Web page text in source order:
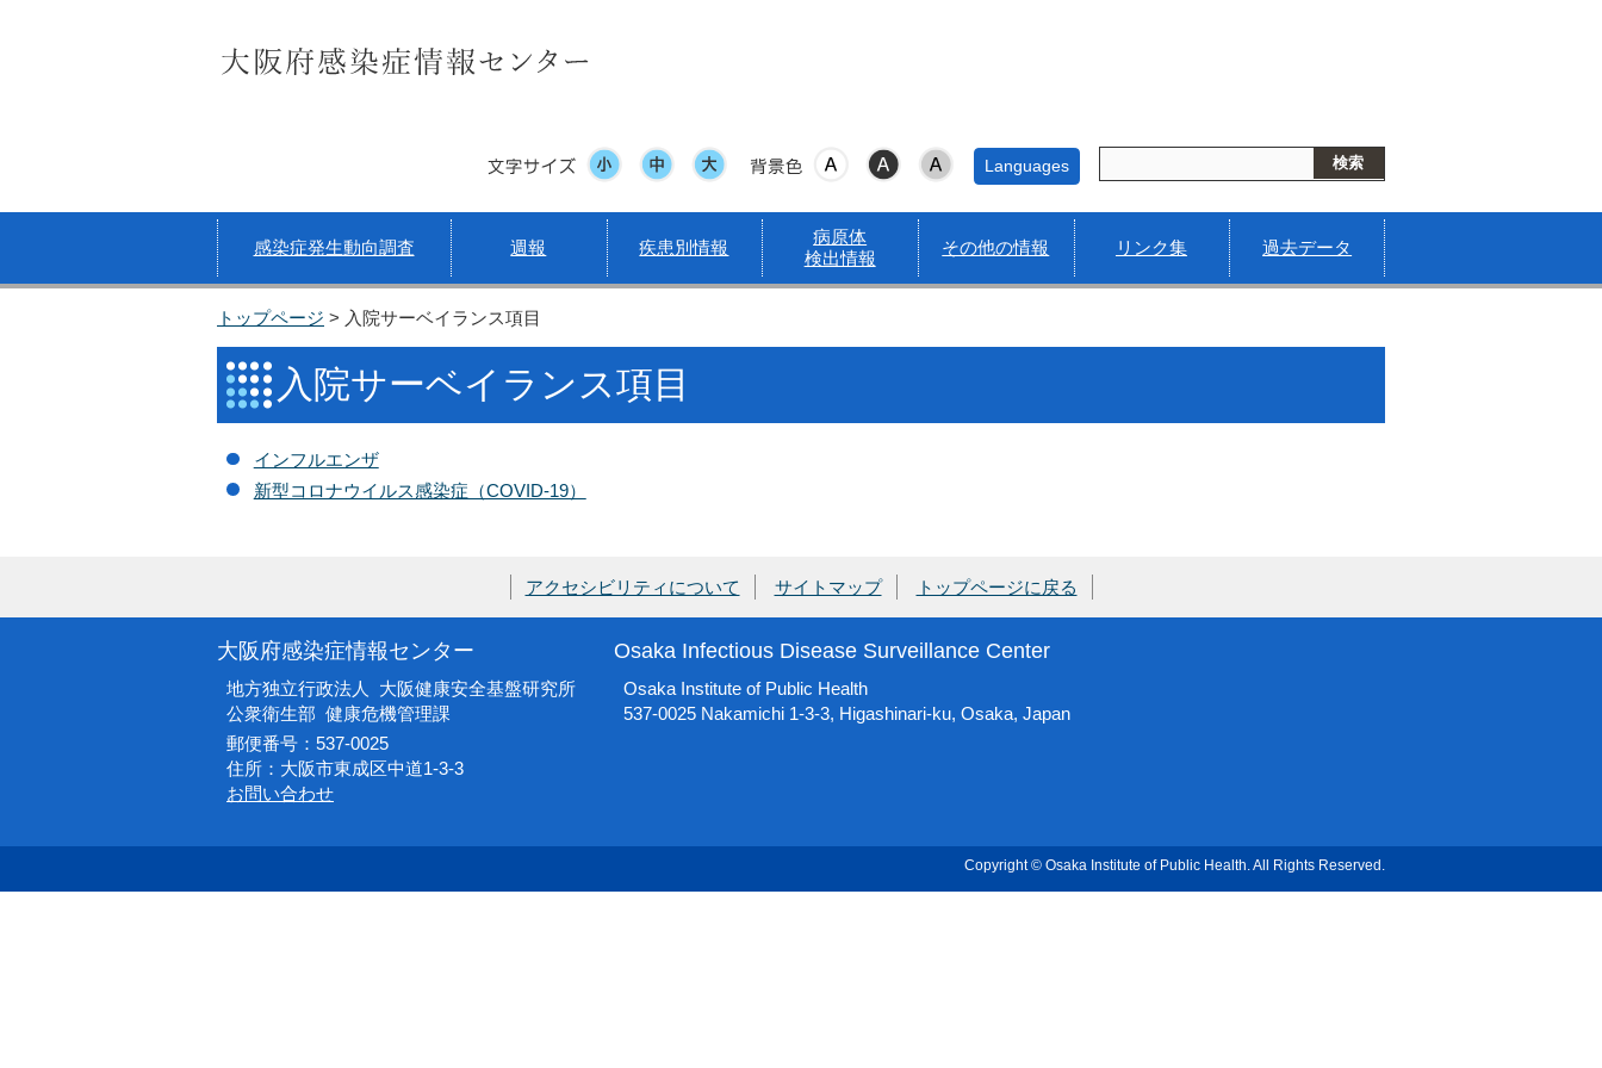
文字サイズ 表示色 Languages
感染症発生動向調査 週報 疾患別情報
病原体
検出情報
その他の情報 リンク集 過去データ
トップページ > 入院サーベイランス項目
入院サーベイランス項目
インフルエンザ
新型コロナウイルス感染症（COVID-19）
アクセシビリティについて サイトマップ トップページに戻る
大阪府感染症情報センター
地方独立行政法人 大阪健康安全基盤研究所
公衆衛生部 健康危機管理課
郵便番号：537-0025
住所：大阪市東成区中道1-3-3
お問い合わせ
Osaka Infectious Disease Surveillance Center
Osaka Institute of Public Health
537-0025 Nakamichi 1-3-3, Higashinari-ku, Osaka, Japan
Copyright © Osaka Institute of Public Health. All Rights Reserved.